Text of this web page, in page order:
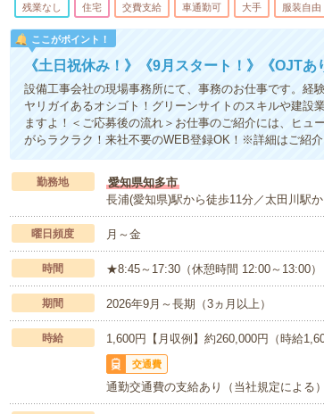
残業なし 住宅 交費支給 車通勤可 大手 服装自由
ここがポイント！
《土日祝休み！》《9月スタート！》《OJTあ
設備工事会社の現場事務所にて、事務のお仕事です。経
ヤリガイあるオシゴト！グリーンサイトのスキルや建設
ますよ！＜ご応募後の流れ＞お仕事のご紹介には、ヒュ
がらラクラク！来社不要のWEB登録OK！※詳細はご紹介
勤務地
愛知県知多市
長浦(愛知県)駅から徒歩11分／太田川駅
曜日頻度 月～金
時間 ★8:45～17:30（休憩時間 12:00～13:00）
期間 2026年9月～長期（3ヵ月以上）
時給 1,600円【月収例】約260,000円（時給
交通費
通勤交通費の支給あり（当社規定による）